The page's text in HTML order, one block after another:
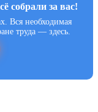
собрали за вас!
Вся необходимая
труда — здесь.